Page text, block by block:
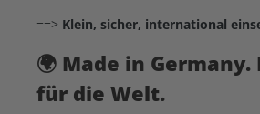
==> Klein, sicher, international
🌍 Made in
für die Welt.